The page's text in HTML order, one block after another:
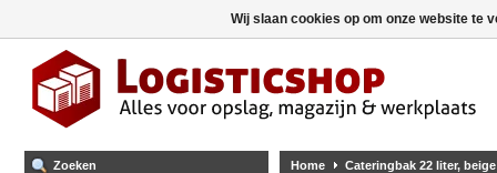
Zoeken Home Cateringbak 22 liter, beige
Wij slaan cookies op om onze website te